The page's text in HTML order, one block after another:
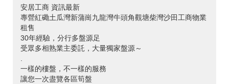
安居工商 資訊最新
專營紅磡土瓜灣新蒲崗九龍灣牛頭角觀塘柴灣沙田工商物業
租售
30年經驗，分行多盤源足
受眾多相熟業主委託，大量獨家盤源～
.
一樣的樓盤，不一樣的服務
讓您一次盡覽各區筍盤